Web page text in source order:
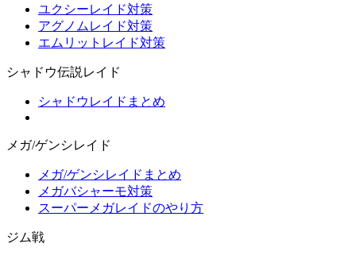
ユクシーレイド対策
アグノムレイド対策
エムリットレイド対策
シャドウ伝説レイド
シャドウレイドまとめ
メガ/ゲンシレイド
メガ/ゲンシレイドまとめ
メガバシャーモ対策
スーパーメガレイドのやり方
ジム戦